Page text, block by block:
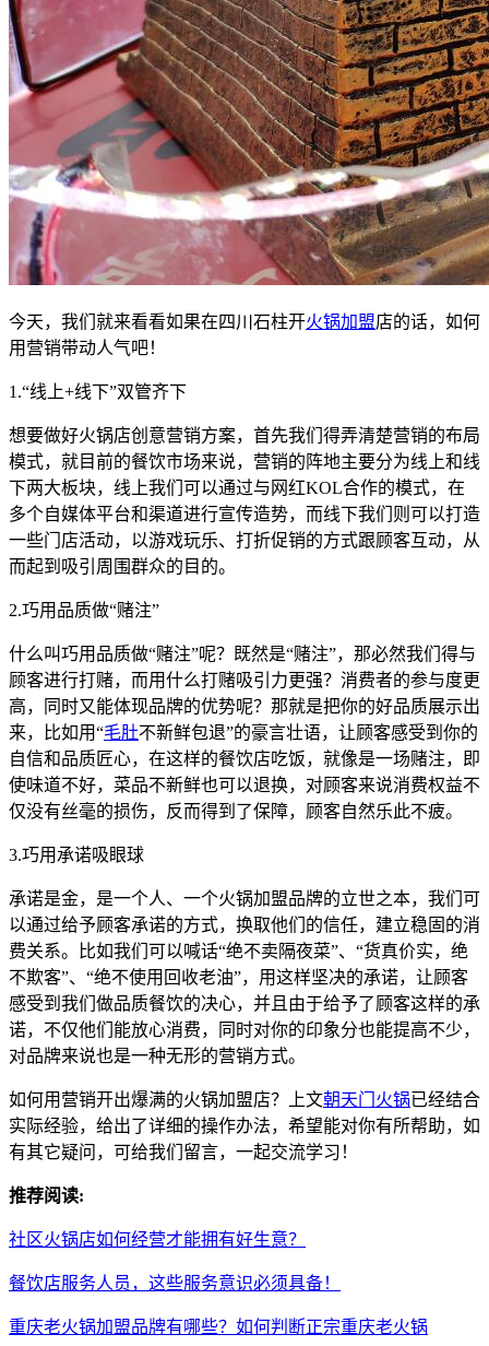
今天，我们就来看看如果在四川石柱开火锅加盟店的话，如何
用营销带动人气吧！
1.“线上+线下”双管齐下
想要做好火锅店创意营销方案，首先我们得弄清楚营销的布局
模式，就目前的餐饮市场来说，营销的阵地主要分为线上和线
下两大板块，线上我们可以通过与网红KOL合作的模式，在
多个自媒体平台和渠道进行宣传造势，而线下我们则可以打造
一些门店活动，以游戏玩乐、打折促销的方式跟顾客互动，从
而起到吸引周围群众的目的。
2.巧用品质做“赌注”
什么叫巧用品质做“赌注”呢？既然是“赌注”，那必然我们得与
顾客进行打赌，而用什么打赌吸引力更强？消费者的参与度更
高，同时又能体现品牌的优势呢？那就是把你的好品质展示出
来，比如用“毛肚不新鲜包退”的豪言壮语，让顾客感受到你的
自信和品质匠心，在这样的餐饮店吃饭，就像是一场赌注，即
使味道不好，菜品不新鲜也可以退换，对顾客来说消费权益不
仅没有丝毫的损伤，反而得到了保障，顾客自然乐此不疲。
3.巧用承诺吸眼球
承诺是金，是一个人、一个火锅加盟品牌的立世之本，我们可
以通过给予顾客承诺的方式，换取他们的信任，建立稳固的消
费关系。比如我们可以喊话“绝不卖隔夜菜”、“货真价实，绝
不欺客”、“绝不使用回收老油”，用这样坚决的承诺，让顾客
感受到我们做品质餐饮的决心，并且由于给予了顾客这样的承
诺，不仅他们能放心消费，同时对你的印象分也能提高不少，
对品牌来说也是一种无形的营销方式。
如何用营销开出爆满的火锅加盟店？上文朝天门火锅已经结合
实际经验，给出了详细的操作办法，希望能对你有所帮助，如
有其它疑问，可给我们留言，一起交流学习！
推荐阅读:
社区火锅店如何经营才能拥有好生意？
餐饮店服务人员，这些服务意识必须具备！
重庆老火锅加盟品牌有哪些？如何判断正宗重庆老火锅